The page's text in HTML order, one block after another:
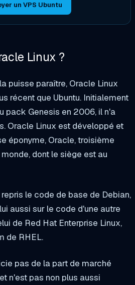
un VPS Ubuntu
Linux ?
puisse paraître, Oracle Linux
récent que Ubuntu. Initialement
pack Genesis en 2006, il n'a
Oracle Linux est développé et
éponyme, Oracle, troisième
dont le siège est au
le code de base de Debian,
aussi sur le code d'une autre
de Red Hat Enterprise Linux,
de RHEL.
pas de la part de marché
n'est pas non plus aussi